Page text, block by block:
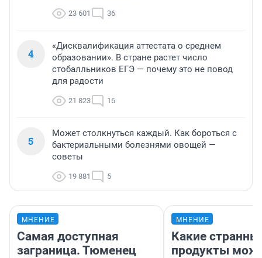
23 601 36
4
«Дисквалификация аттестата о среднем
образовании». В стране растет число
стобалльников ЕГЭ — почему это не повод
для радости
21 823 16
5
Может столкнуться каждый. Как бороться с
бактериальными болезнями овощей —
советы
19 881 5
МНЕНИЕ
Самая доступная
заграница. Тюменец
МНЕНИЕ
Какие
продукты